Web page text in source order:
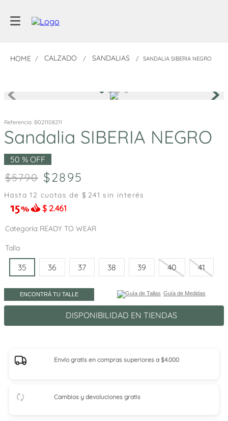
CALZADO SANDALIAS SANDALIA SIBERIA NEGRO
Referencia: B021108211
Sandalia SIBERIA NEGRO
50 % OFF
5790 2895
Hasta12 cuotas de $ 241 sin interés
$ 2.461
Categoría READY TO WEAR
Talla
35 36 37 38 39 40 41
ENCONTRÁ TU TALLE Guía de Medidas
DISPONIBILIDAD EN TIENDAS
Envío gratis en compras superiores a $4.000
Cambios y devoluciones gratis